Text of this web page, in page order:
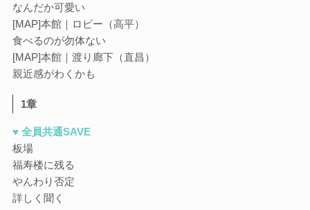
なんだか可愛い
[MAP]本館｜ロビー（高平）
食べるのが勿体ない
[MAP]本館｜渡り廊下（直昌）
親近感がわくかも
1章
♥ 全員共通SAVE
板場
福寿楼に残る
やんわり否定
詳しく聞く